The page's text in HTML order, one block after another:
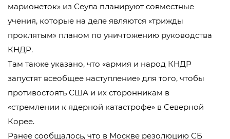
марионеток» из Сеула планируют совместные
учения, которые на деле являются «трижды
проклятым» планом по уничтожению руководства
КНДР.
Там также указано, что «армия и народ КНДР
запустят всеобщее наступление» для того, чтобы
противостоять США и их сторонникам в
«стремлении к ядерной катастрофе» в Северной
Корее.
Ранее сообщалось, что в Москве резолюцию СБ